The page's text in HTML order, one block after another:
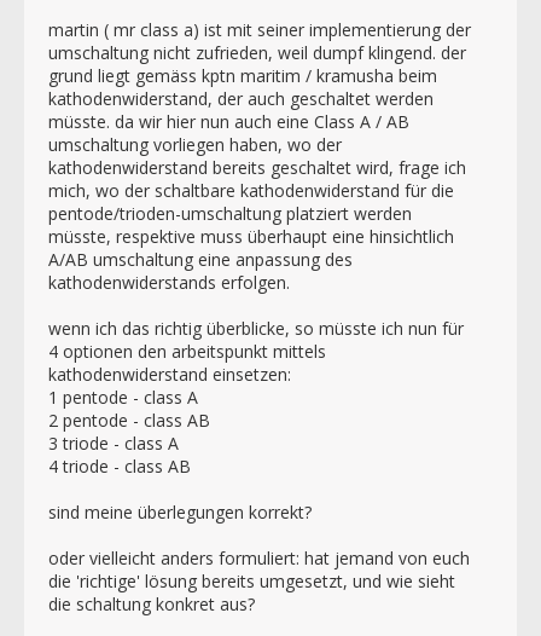
martin ( mr class a) ist mit seiner implementierung der
umschaltung nicht zufrieden, weil dumpf klingend. der
grund liegt gemäss kptn maritim / kramusha beim
kathodenwiderstand, der auch geschaltet werden
müsste. da wir hier nun auch eine Class A / AB
umschaltung vorliegen haben, wo der
kathodenwiderstand bereits geschaltet wird, frage ich
mich, wo der schaltbare kathodenwiderstand für die
pentode/trioden-umschaltung platziert werden
müsste, respektive muss überhaupt eine hinsichtlich
A/AB umschaltung eine anpassung des
kathodenwiderstands erfolgen.
wenn ich das richtig überblicke, so müsste ich nun für
4 optionen den arbeitspunkt mittels
kathodenwiderstand einsetzen:
1 pentode - class A
2 pentode - class AB
3 triode - class A
4 triode - class AB
sind meine überlegungen korrekt?
oder vielleicht anders formuliert: hat jemand von euch
die 'richtige' lösung bereits umgesetzt, und wie sieht
die schaltung konkret aus?